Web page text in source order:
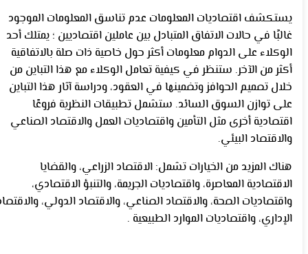
يستكشف اقتصاديات المعلومات عدم تناسق المعلومات الموجود
غالبًا في حالات الاتفاق المتبادل بين عاملين اقتصاديين ؛ يمتلك أحد
الوكلاء على الدوام معلومات أكثر حول خاصية ذات صلة بالاتفاقية
أكثر من الآخر. ستنظر في كيفية تعامل الوكلاء مع هذا التباين من
خلال تصميم الحوافز وتضمينها في العقود، ودراسة آثار هذا التباين
على توازن السوق السائد. ستشمل تطبيقات النظرية فروعًا
اقتصادية أخرى مثل التأمين واقتصاديات العمل والاقتصاد الصناعي
والاقتصاد البيئي.
هناك المزيد من الخيارات تشمل: الاقتصاد الزراعي، والقضايا
الاقتصادية المعاصرة، واقتصاديات الجريمة، والتنبؤ الاقتصادي،
واقتصاديات الصحة، والاقتصاد الصناعي، والاقتصاد الدولي،
الإداري، واقتصاديات الموارد الطبيعية .